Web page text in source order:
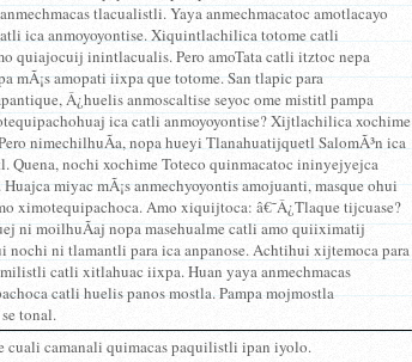
tlacualistli. Yaya anmechmacatoc amotlacayo
ica anmoyoyontise. Xiquintlachilica totome catli
quiajocuij inintlacualis. Pero amoTata catli itztoc nepa
mÃ¡s amopati iixpa que totome. San tlapic para
Â¿huelis anmoscaltise seyoc ome mistitl pampa
ica catli anmoyoyontise? Xijtlachilica xochime
nimechilhuÃ­a, nopa hueyi Tlanahuatijquetl SalomÃ³n ica
nochi xochime Toteco quinmacatoc ininyejyejca
miyac mÃ¡s anmechyoyontis amojuanti, masque ohui
ximotequipachoca. Amo xiquijtoca: â€˜Â¿Tlaque tijcuase?
ni moilhuÃ­aj nopa masehualme catli amo quiiximatij
ni tlamantli para ica anpanose. Achtihui xijtemoca para
catli xitlahuac iixpa. Huan yaya anmechmacas
catli huelis panos mostla. Pampa mojmostla
tonal.
cuali camanali quimacas paquilistli ipan iyolo.